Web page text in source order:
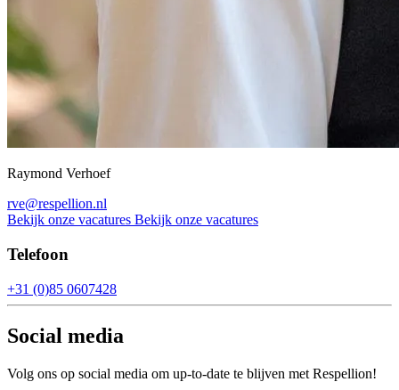
Raymond Verhoef
rve@respellion.nl
Bekijk onze vacatures Bekijk onze vacatures
Telefoon
+31 (0)85 0607428
Social media
Volg ons op social media om up-to-date te blijven met Respellion!